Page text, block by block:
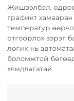
Жишээлбэл,
графикт хамааран
температур
отгоорлох зэрэг
логик нь
боломжтой
хямдлагатай.